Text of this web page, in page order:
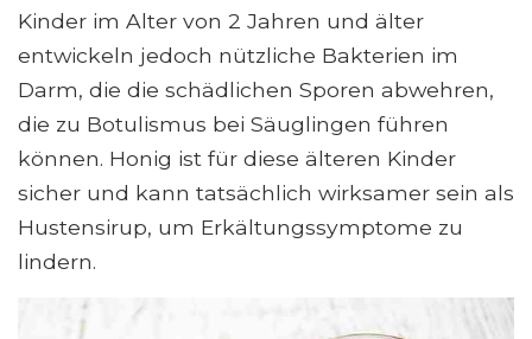
Kinder im Alter von 2 Jahren und älter
entwickeln jedoch nützliche Bakterien im
Darm, die die schädlichen Sporen abwehren,
die zu Botulismus bei Säuglingen führen
können. Honig ist für diese älteren Kinder
sicher und kann tatsächlich wirksamer sein als
Hustensirup, um Erkältungssymptome zu
lindern.